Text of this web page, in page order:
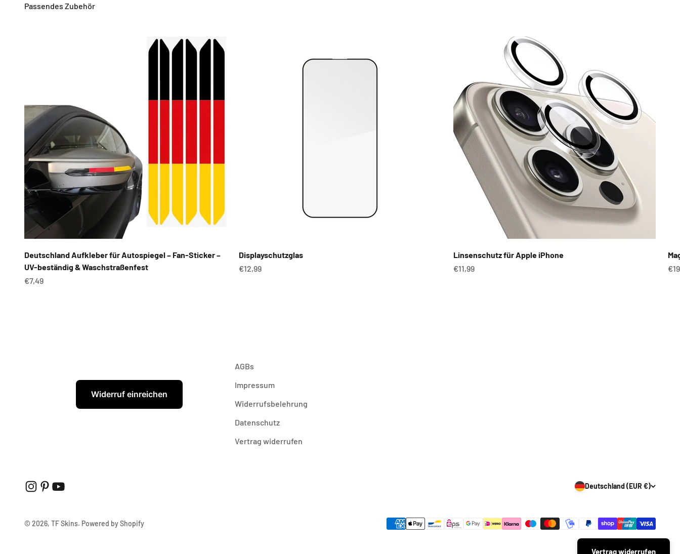
Passendes Zubehör
Deutschland Aufkleber für Autospiegel – Fan-Sticker –
UV-beständig & Waschstraßenfest
Angebot
€7,49
Displayschutzglas
Angebot
€12,99
Linsenschutz für Apple iPhone
Angebot
€11,99
Widerruf einreichen
AGBs
Impressum
Widerrufsbelehrung
Datenschutz
Vertrag widerrufen
Deutschland (EUR €)
© 2026, TF Skins. Powered by Shopify
Vertrag widerrufen